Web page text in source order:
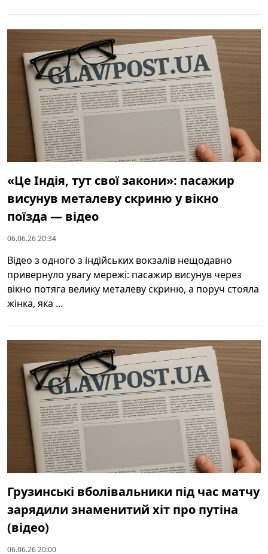
«Це Індія, тут свої закони»: пасажир
висунув металеву скриню у вікно
поїзда — відео
06.06.26 20:34
Відео з одного з індійських вокзалів нещодавно
привернуло увагу мережі: пасажир висунув через
вікно потяга велику металеву скриню, а поруч стояла
жінка, яка ...
Грузинські вболівальники під час матчу
зарядили знаменитий хіт про путіна
(відео)
06.06.26 20:00